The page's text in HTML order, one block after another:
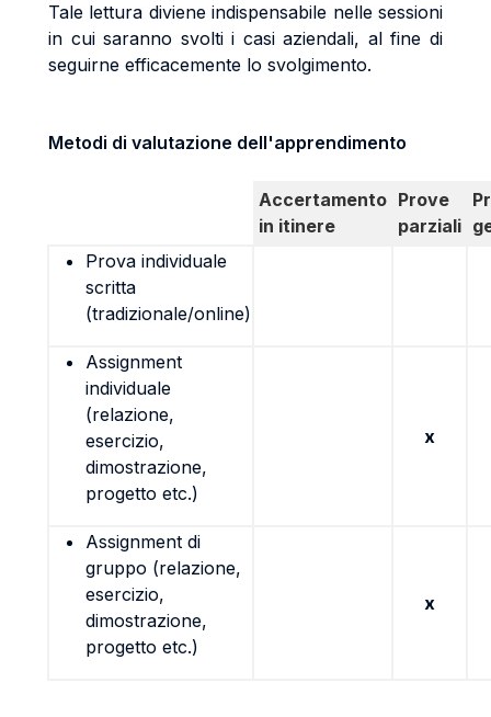
Tale lettura diviene indispensabile nelle sessioni
in cui saranno svolti i casi aziendali, al fine di
seguirne efficacemente lo svolgimento.
Metodi di valutazione dell'apprendimento
Accertamento
in itinere
Prove
parziali
Prova individuale
scritta
(tradizionale/online)
Assignment
individuale
(relazione,
esercizio,
dimostrazione,
progetto etc.)
x
Assignment di
gruppo (relazione,
esercizio,
dimostrazione,
progetto etc.)
x